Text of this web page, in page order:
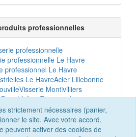
strictement nécessaires (panier,
le site. Avec votre accord,
peuvent activer des cookies de
professionnelles
professionnelle
professionnelle Le Havre
professionnel Le Havre
Le HavreAcier Lillebonne
Visserie Montivilliers
JérômeFixation chantier
Outillage maintenance
Tôles et bardage
Clôtures Le Havre